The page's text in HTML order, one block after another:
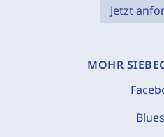
Jetzt
MOHR